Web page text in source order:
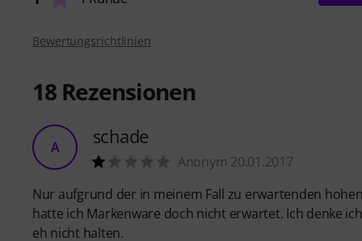
Bewertungsrichtlinien
18 Rezensionen
A schade
Anonym 20.01.2017
Nur aufgrund der in meinem Fall zu erwartenden
hatte ich Markenware doch nicht erwartet. Ich denke
eh nicht halten.